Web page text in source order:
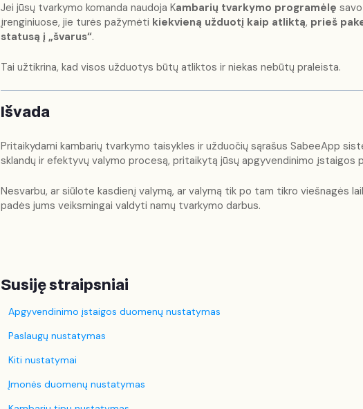
Jei jūsų tvarkymo komanda naudoja Kambarių tvarkymo programėlę
įrenginiuose, jie turės pažymėti kiekvieną užduotį kaip atliktą, prieš
statusą į „švarus“.
Tai užtikrina, kad visos užduotys būtų atliktos ir niekas nebūtų praleista.
Išvada
Pritaikydami kambarių tvarkymo taisykles ir užduočių sąrašus SabeeApp
sklandų ir efektyvų valymo procesą, pritaikytą jūsų apgyvendinimo įstaigos
Nesvarbu, ar siūlote kasdienį valymą, ar valymą tik po tam tikro viešnagės
padės jums veiksmingai valdyti namų tvarkymo darbus.
Susiję straipsniai
Apgyvendinimo įstaigos duomenų nustatymas
Paslaugų nustatymas
Kiti nustatymai
Įmonės duomenų nustatymas